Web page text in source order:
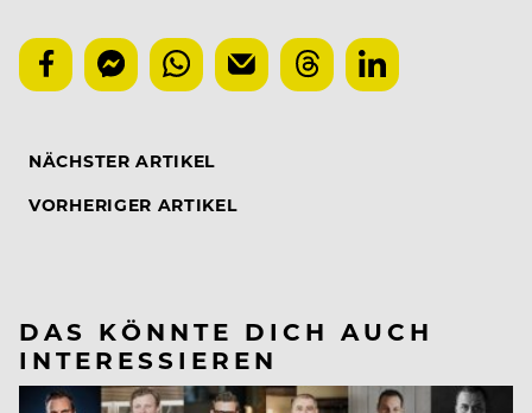
NÄCHSTER ARTIKEL
VORHERIGER ARTIKEL
DAS KÖNNTE DICH AUCH
INTERESSIEREN